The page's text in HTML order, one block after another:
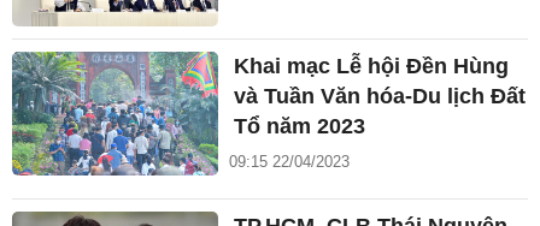
Khai mạc Lễ hội Đền Hùng
và Tuần Văn hóa-Du lịch Đất
Tổ năm 2023
09:15 22/04/2023